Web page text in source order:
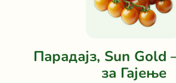
Парадајз, Sun
за Гајење